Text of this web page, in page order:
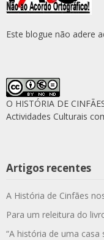
Este blogue não adere
O HISTÓRIA DE
Actividades Culturais
Artigos recentes
A História de Cinfães
Para um releitura do
“A história de uma